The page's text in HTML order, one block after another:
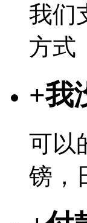
我们
方式
+我
可以
镑，